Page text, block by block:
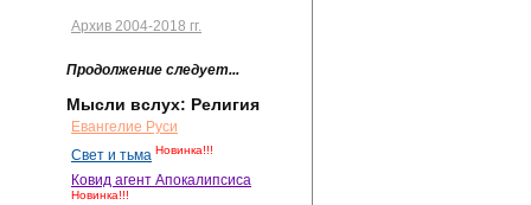
Архив 2004-2018 гг.
Продолжение следует...
Мысли вслух: Религия
Евангелие Руси
Свет и тьма Новинка!!!
Ковид агент Апокалипсиса
Новинка!!!